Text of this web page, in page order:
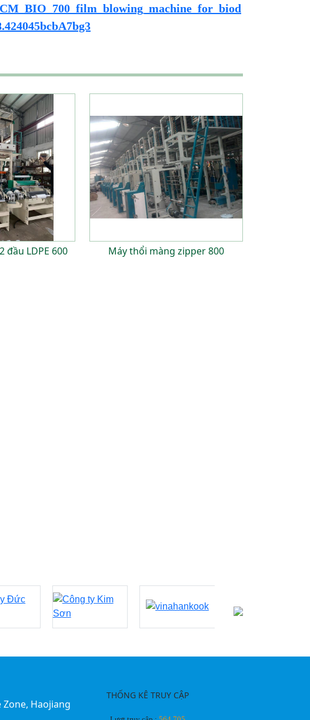
đầu LDPE 600 Máy thổi màng zipper 800
Zone, Haojiang
THỐNG KÊ TRUY CẬP